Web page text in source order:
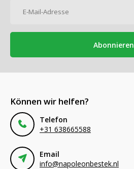
Abonnieren
Können wir helfen?
Telefon
+31 638665588
Email
info@napoleonbestek.nl